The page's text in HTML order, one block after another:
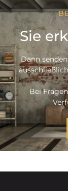
Sie
Dann
Bei